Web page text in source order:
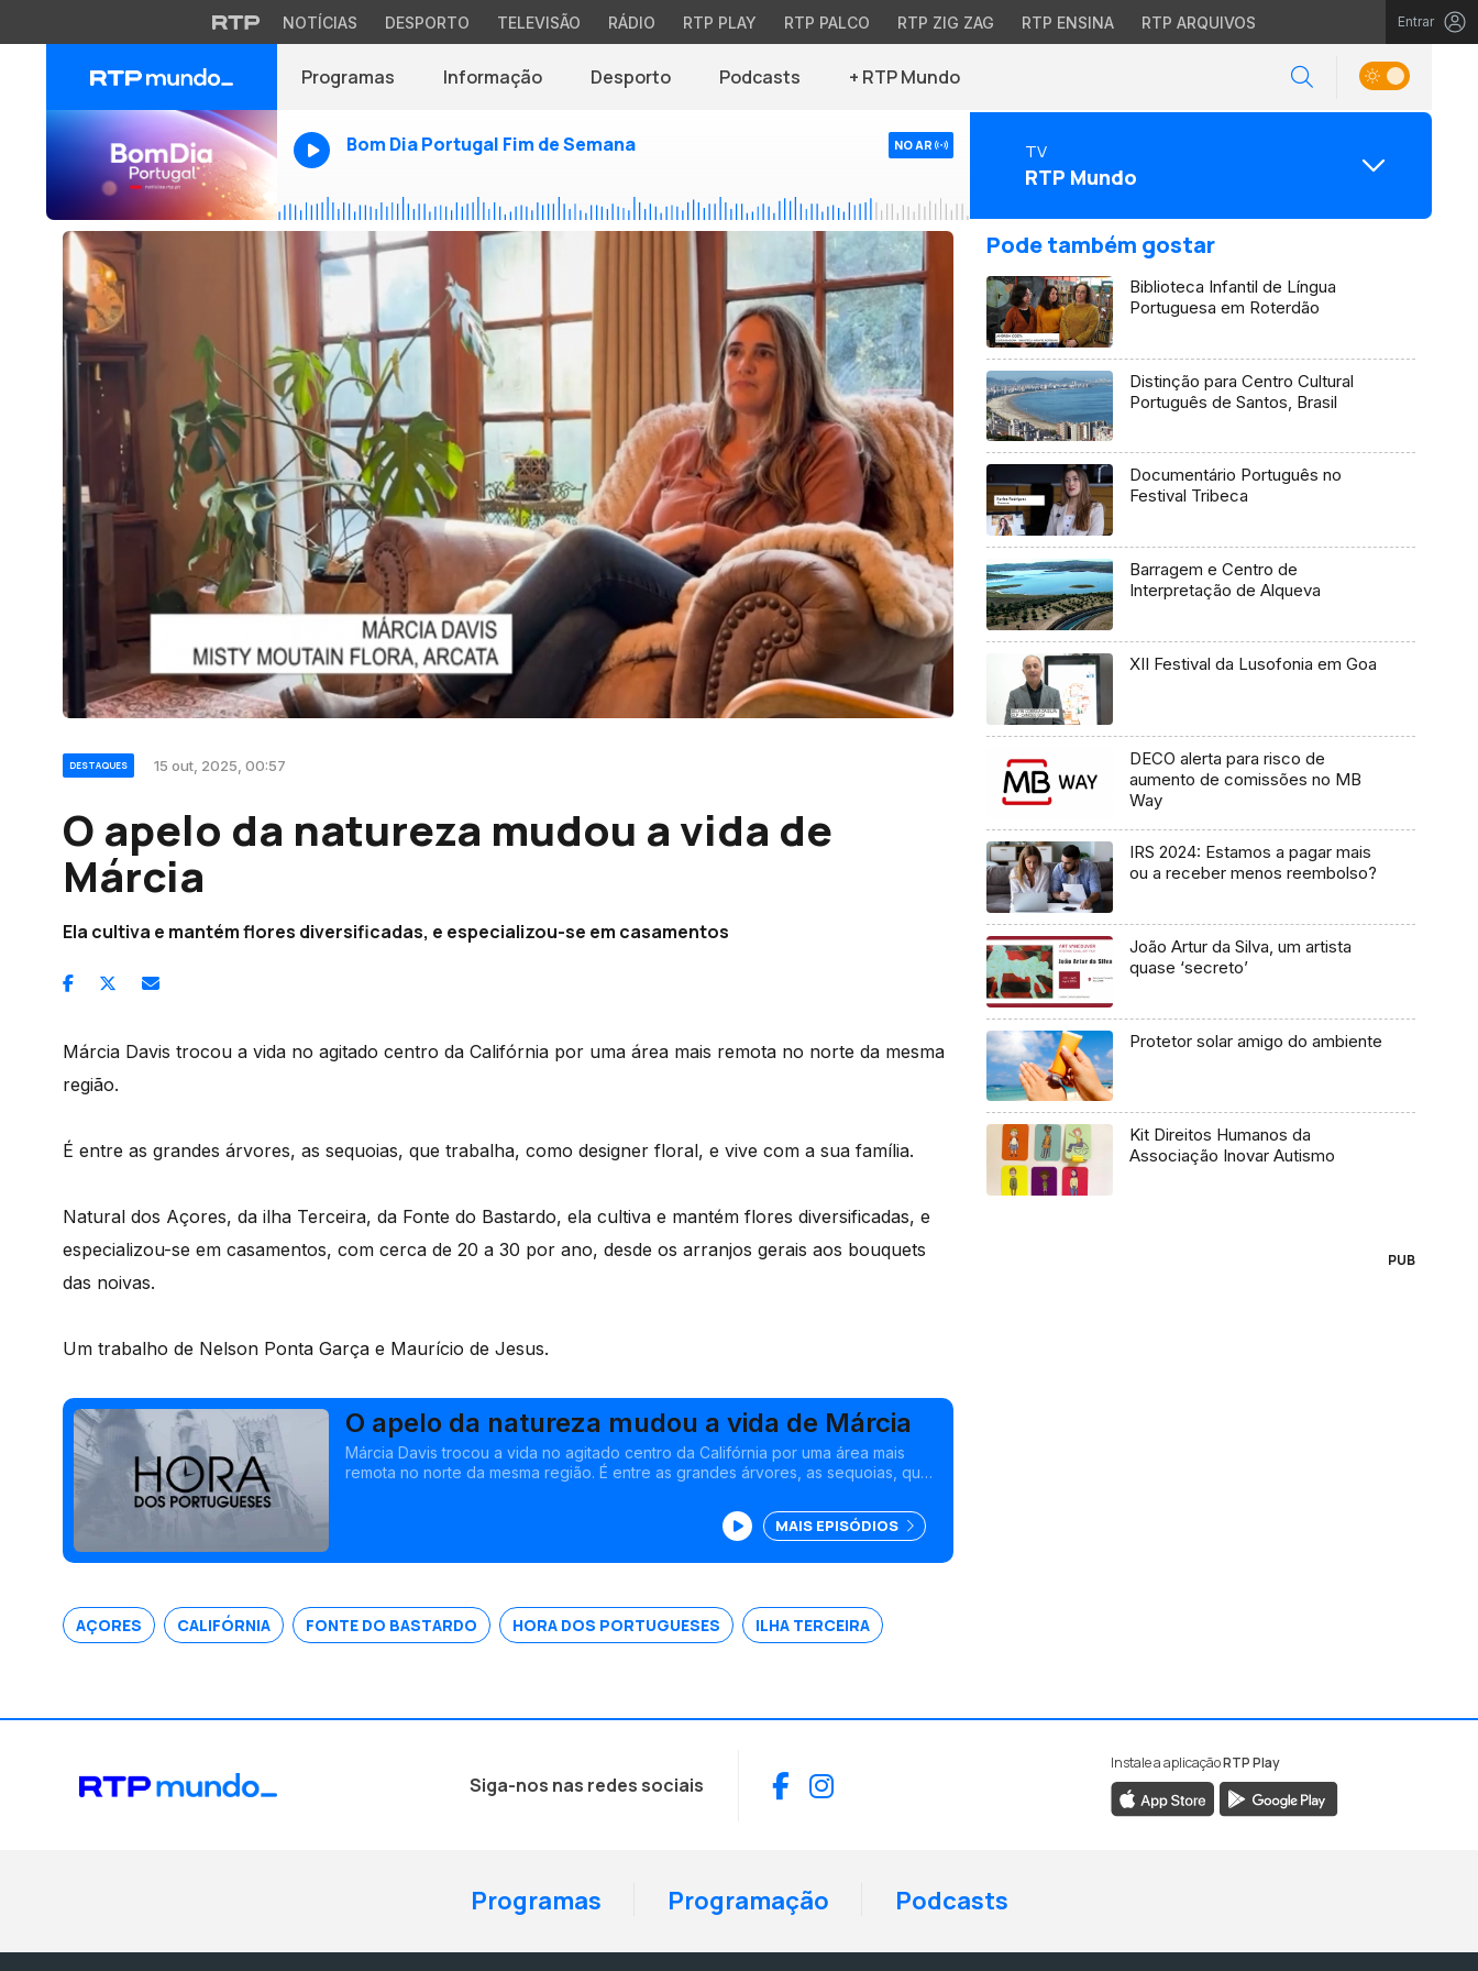
NOTÍCIAS DESPORTO TELEVISÃO RÁDIO RTP PLAY RTP PALCO RTP ZIG ZAG RTP ENSINA RTP ARQUIVOS Entrar
Programas Informação Desporto Podcasts + RTP Mundo
Bom Dia Portugal Fim de Semana NO AR TV
RTP Mundo
DESTAQUES 15 out, 2025, 00:57
O apelo da natureza mudou a vida de
Márcia
Ela cultiva e mantém flores diversificadas, e especializou-se em casamentos
Márcia Davis trocou a vida no agitado centro da Califórnia por uma área mais remota no norte da mesma
região.
É entre as grandes árvores, as sequoias, que trabalha, como designer floral, e vive com a sua família.
Natural dos Açores, da ilha Terceira, da Fonte do Bastardo, ela cultiva e mantém flores diversificadas, e
especializou-se em casamentos, com cerca de 20 a 30 por ano, desde os arranjos gerais aos bouquets
das noivas.
Um trabalho de Nelson Ponta Garça e Maurício de Jesus.
O apelo da natureza mudou a vida de Márcia
Márcia Davis trocou a vida no agitado centro da Califórnia por uma área mais
remota no norte da mesma região. É entre as grandes árvores, as sequoias, que
MAIS EPISÓDIOS
AÇORES CALIFÓRNIA FONTE DO BASTARDO HORA DOS PORTUGUESES ILHA TERCEIRA
Pode também gostar
Biblioteca Infantil de Língua
Portuguesa em Roterdão
Distinção para Centro Cultural
Português de Santos, Brasil
Documentário Português no
Festival Tribeca
Barragem e Centro de
Interpretação de Alqueva
XII Festival da Lusofonia em Goa
DECO alerta para risco de
aumento de comissões no MB
Way
IRS 2024: Estamos a pagar mais
ou a receber menos reembolso?
João Artur da Silva, um artista
quase ‘secreto’
Protetor solar amigo do ambiente
Kit Direitos Humanos da
Associação Inovar Autismo
PUB
Siga-nos nas redes sociais Facebook
Instagram
Instale a aplicaçãoRTP Play
Programas Programação Podcasts